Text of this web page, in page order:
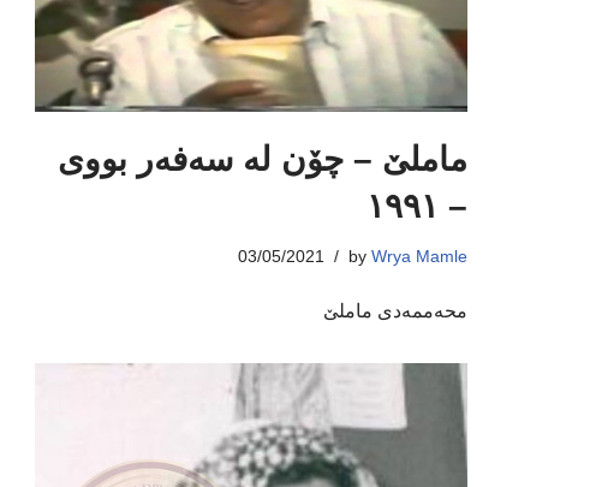
ماملێ – چۆن لە سەفەر بووی
– ١٩٩١
by Wrya Mamle
03/05/2021
محەممەدی ماملێ